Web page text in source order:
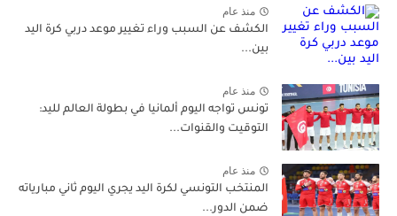
منذ عام
الكشف عن السبب وراء تغيير موعد دربي كرة اليد
بين...
منذ عام
تونس تواجه اليوم ألمانيا في بطولة العالم لليد:
التوقيت والقنوات...
منذ عام
المنتخب التونسي لكرة اليد يجري اليوم ثاني مبارياته
ضمن الدور...